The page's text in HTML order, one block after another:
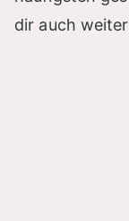
dir auch